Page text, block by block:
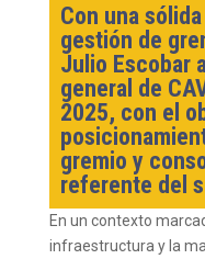
Con una
gestión de
Julio Escobar
general de
2025, con el
gremio y
referente del
En un contexto
infraestructura y la